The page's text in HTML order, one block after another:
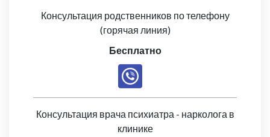
Консультация родственников по телефону
(горячая линия)
Бесплатно
Консультация врача психиатра - нарколога в
клинике